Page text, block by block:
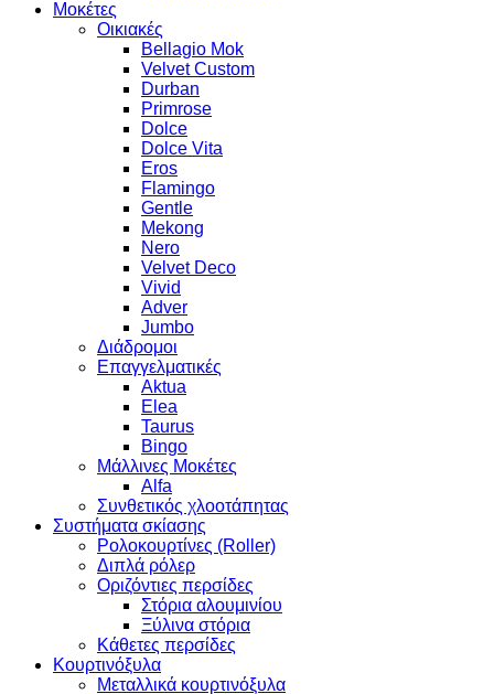
Μοκέτες
Οικιακές
Bellagio Mok
Velvet Custom
Durban
Primrose
Dolce
Dolce Vita
Eros
Flamingo
Gentle
Mekong
Nero
Velvet Deco
Vivid
Adver
Jumbo
Διάδρομοι
Επαγγελματικές
Aktua
Elea
Taurus
Bingo
Μάλλινες Μοκέτες
Alfa
Συνθετικός χλοοτάπητας
Συστήματα σκίασης
Ρολοκουρτίνες (Roller)
Διπλά ρόλερ
Οριζόντιες περσίδες
Στόρια αλουμινίου
Ξύλινα στόρια
Κάθετες περσίδες
Κουρτινόξυλα
Μεταλλικά κουρτινόξυλα